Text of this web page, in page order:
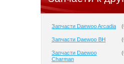
Запчасти Daewoo Arcadia (
Запчасти Daewoo BH (
Запчасти Daewoo
Charman
(